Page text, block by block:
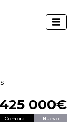
425 000€
Compra Nuevo